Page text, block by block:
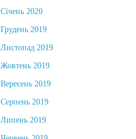
Січень 2020
Грудень 2019
Листопад 2019
Жовтень 2019
Вересень 2019
Серпень 2019
Липень 2019
Червень 2019